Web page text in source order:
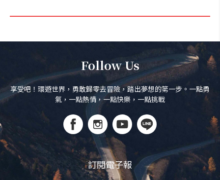
Follow Us
享受吧！環遊世界，勇敢歸零去冒險，踏出夢想的第一步。一點勇
氣，一點熱情，一點快樂，一點挑戰
訂閱電子報